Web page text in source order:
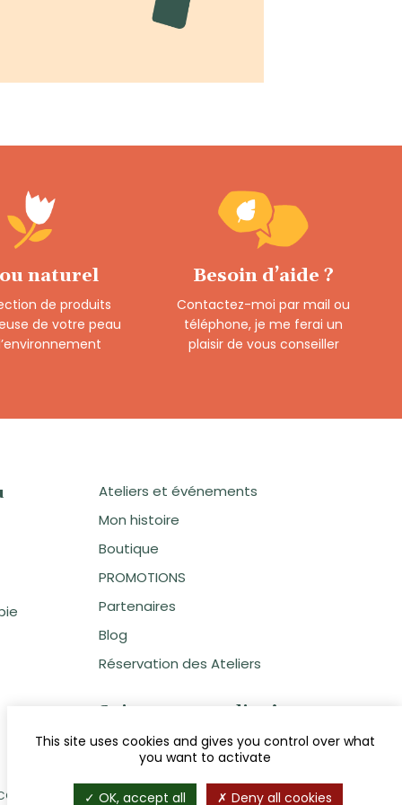
naturel
de produits
de votre peau
Besoin d’aide ?
Contactez-moi par mail ou
téléphone, je me ferai un
plaisir de vous conseiller
Ateliers et événements
Mon histoire
Boutique
PROMOTIONS
Partenaires
Blog
Réservation des Ateliers
Suivez votre atelier !
/ CGU Politique de retour et de remboursement |Cookies
This site uses cookies and gives you control over what
you want to activate
OK, accept all Deny all cookies